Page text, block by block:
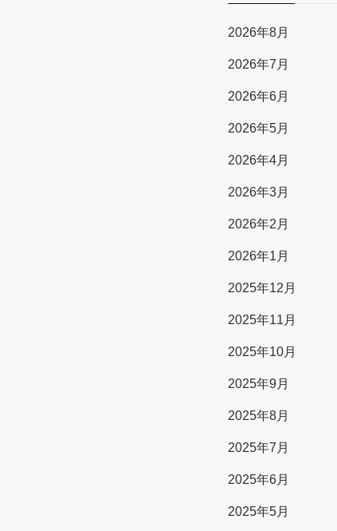
2026年8月
2026年7月
2026年6月
2026年5月
2026年4月
2026年3月
2026年2月
2026年1月
2025年12月
2025年11月
2025年10月
2025年9月
2025年8月
2025年7月
2025年6月
2025年5月